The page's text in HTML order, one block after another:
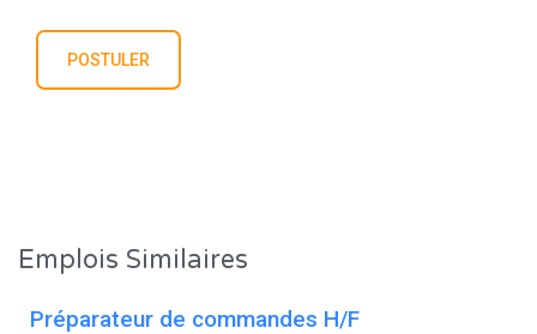
Emplois Similaires
Préparateur de commandes H/F